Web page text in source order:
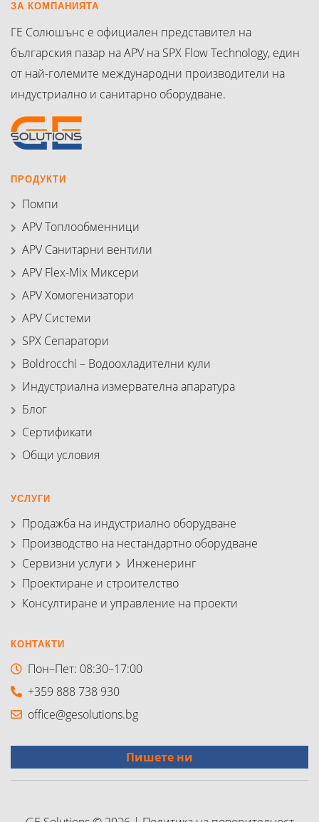
ЗА КОМПАНИЯТА
ГЕ Солюшънс е официален представител на
българския пазар на APV на SPX Flow Technology, един
от най-големите международни производители на
индустриално и санитарно оборудване.
ПРОДУКТИ
Помпи
APV Топлообменници
APV Санитарни вентили
APV Flex-Mix Миксери
APV Хомогенизатори
APV Системи
SPX Сепаратори
Boldrocchi – Водоохладителни кули
Индустриална измервателна апаратура
Блог
Сертификати
Общи условия
УСЛУГИ
Продажба на индустриално оборудване
Производство на нестандартно оборудване
Сервизни услуги
Инженеринг
Проектиране и строителство
Консултиране и управление на проекти
КОНТАКТИ
Пон–Пет: 08:30–17:00
+359 888 738 930
office@gesolutions.bg
Пишете ни